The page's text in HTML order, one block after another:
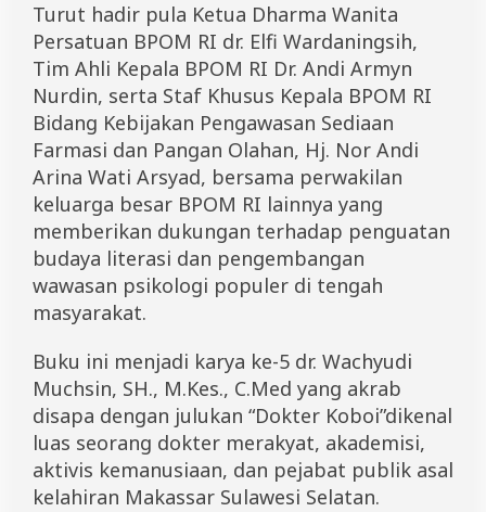
Turut hadir pula Ketua Dharma Wanita
Persatuan BPOM RI dr. Elfi Wardaningsih,
Tim Ahli Kepala BPOM RI Dr. Andi Armyn
Nurdin, serta Staf Khusus Kepala BPOM RI
Bidang Kebijakan Pengawasan Sediaan
Farmasi dan Pangan Olahan, Hj. Nor Andi
Arina Wati Arsyad, bersama perwakilan
keluarga besar BPOM RI lainnya yang
memberikan dukungan terhadap penguatan
budaya literasi dan pengembangan
wawasan psikologi populer di tengah
masyarakat.
Buku ini menjadi karya ke-5 dr. Wachyudi
Muchsin, SH., M.Kes., C.Med yang akrab
disapa dengan julukan “Dokter Koboi”dikenal
luas seorang dokter merakyat, akademisi,
aktivis kemanusiaan, dan pejabat publik asal
kelahiran Makassar Sulawesi Selatan.